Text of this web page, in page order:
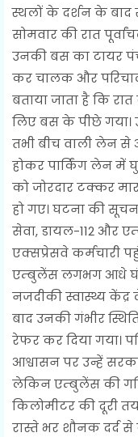
स्थलों के दर्शन के
सोमवार की रात
उनकी बस का टायर
कर चालक और
बताया जाता है कि
लिए बस के पीछे गया।
तभी बीच वाली लेन से
होकर पार्किंग लेन में
को जोरदार टक्कर
हो गए। घटना की
सेवा, डायल-112 और
एक्सप्रेसवे कर्मचारी
एम्बुलेंस लगभग आधे घंटे
नजदीकी स्वास्थ्य केंद्र
बाद उनकी गंभीर
रेफर कर दिया गया।
आश्वासन पर उन्हें
लेकिन एम्बुलेंस की
किलोमीटर की दूरी
रास्ते भर शौनक दर्द